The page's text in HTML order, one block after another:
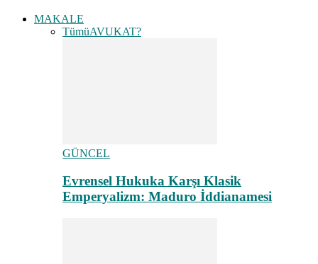
MAKALE
TümüAVUKAT?
GÜNCEL
Evrensel Hukuka Karşı Klasik
Emperyalizm: Maduro İddianamesi